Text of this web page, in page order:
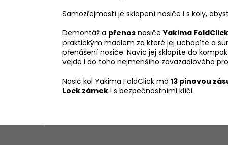
Samozřejmostí je sklopení nosiče i s koly,
Demontáž a přenos nosičeYakima FoldClick
praktickým madlem za které jej uchopíte a
přenášení nosiče. Navíc jej sklopíte do
vejde i do toho nejmenšího zavazadlového
Nosič kol Yakima FoldClick má 13 pinovou
Lock zámek i s bezpečnostními klíči.
Z